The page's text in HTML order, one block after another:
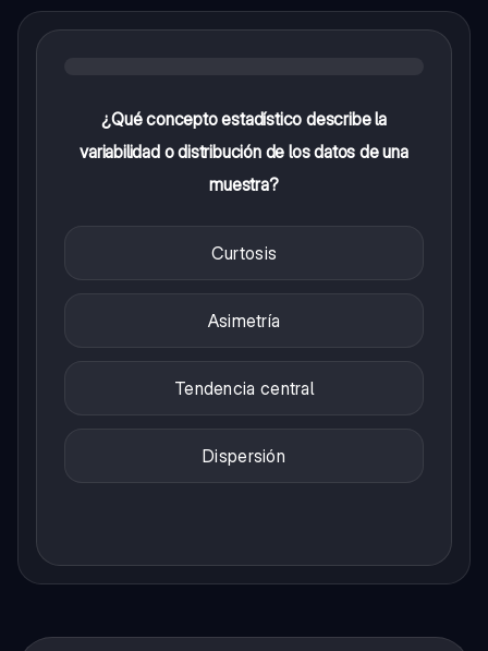
¿Qué concepto estadístico describe la
variabilidad o distribución de los datos de una
muestra?
Curtosis
Asimetría
Tendencia central
Dispersión